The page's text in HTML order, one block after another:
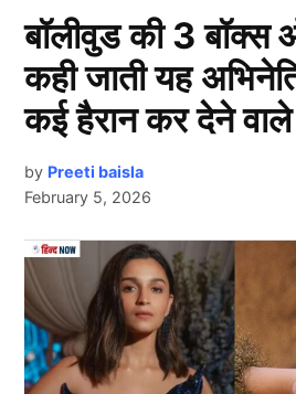
कंगाल हुआ यह खिलाड़ी?
Team India Test
बॉलीवुड की 3 बॉक्स
कही जाती यह
कई हैरान कर देने वाले
by Preeti baisla
February 5, 2026